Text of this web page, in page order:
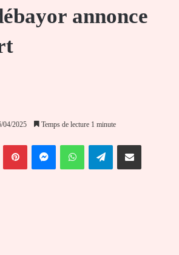
annonce
04/2025 Temps de lecture 1 minute
PinterestMessengerWhatsAppTelegramPartager par email